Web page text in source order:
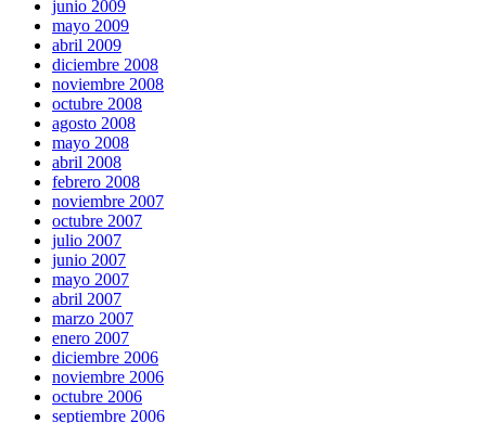
junio 2009
mayo 2009
abril 2009
diciembre 2008
noviembre 2008
octubre 2008
agosto 2008
mayo 2008
abril 2008
febrero 2008
noviembre 2007
octubre 2007
julio 2007
junio 2007
mayo 2007
abril 2007
marzo 2007
enero 2007
diciembre 2006
noviembre 2006
octubre 2006
septiembre 2006